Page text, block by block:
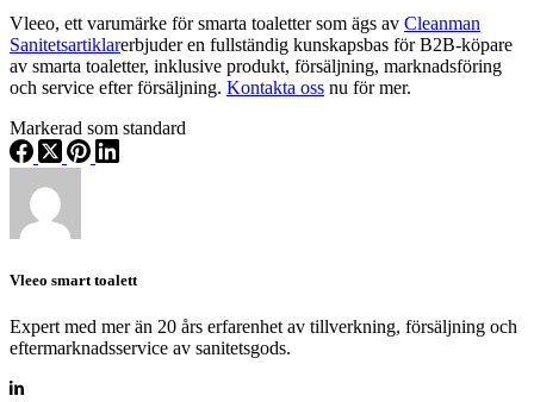
Vleeo, ett varumärke för smarta toaletter som ägs av Cleanman
Sanitetsartiklarerbjuder en fullständig kunskapsbas för B2B-köpare
av smarta toaletter, inklusive produkt, försäljning, marknadsföring
och service efter försäljning. Kontakta oss nu för mer.
Markerad som standard
Vleeo smart toalett
Expert med mer än 20 års erfarenhet av tillverkning, försäljning och
eftermarknadsservice av sanitetsgods.